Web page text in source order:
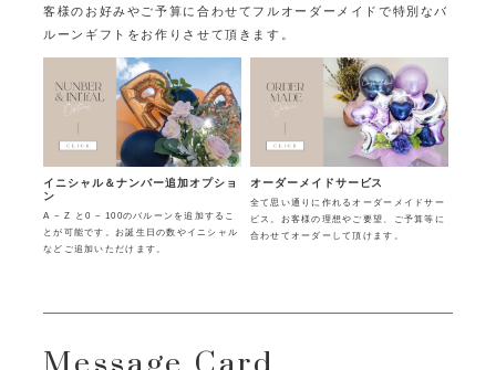
客様のお好みやご予算に合わせてフルオーダーメイドで特別なバ
ルーンギフトをお作りさせて頂きます。
イニシャル＆ナンバー追加オプショ
ン
A ~ Z と0 ~ 100のバルーンを追加するこ
とが可能です。お誕生日の数やイニシャル
などご追加いただけます。
オーダーメイドサービス
全て思い通りに作れるオーダーメイドサー
ビス。お客様の理想やご要望、ご予算等に
合わせてオーダーして頂けます。